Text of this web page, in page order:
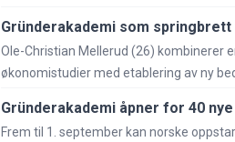
Gründerakademi som
Ole-Christian Mellerud (26) kombinerer
økonomistudier med etablering av ny
Gründerakademi åpner for 40
Frem til 1. september kan norske